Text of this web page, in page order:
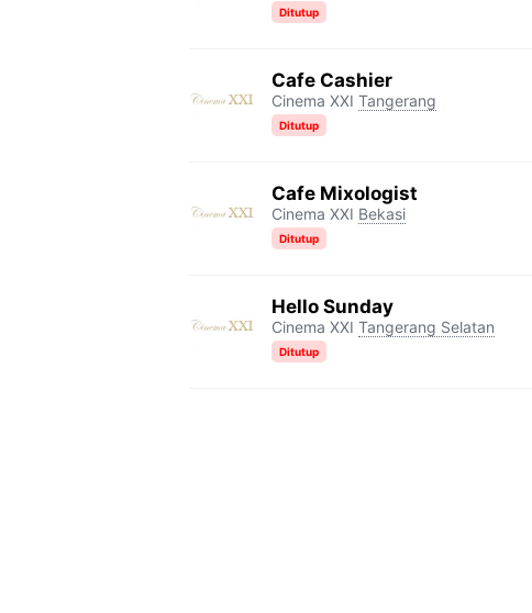
Ditutup
Cafe Cashier
Cinema XXI Tangerang
Ditutup
Cafe Mixologist
Cinema XXI Bekasi
Ditutup
Hello Sunday
Cinema XXI Tangerang Selatan
Ditutup